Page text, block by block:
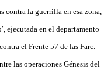
la guerrilla en esa zona,
ejecutada en el departamento
el Frente 57 de las Farc.
las operaciones Génesis del